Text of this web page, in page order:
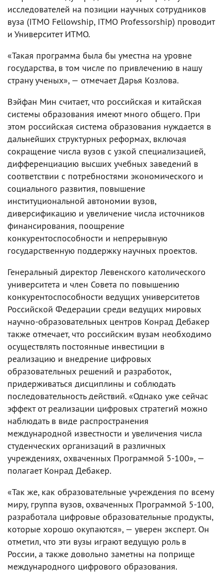
исследователей на позиции научных сотрудников
вуза (ITMO Fellowship, ITMO Professorship) проводит
и Университет ИТМО.
«Такая программа была бы уместна на уровне
государства, в том числе по привлечению в нашу
страну ученых», — отмечает Дарья Козлова.
Вэйфан Мин считает, что российская и китайская
системы образования имеют много общего. При
этом российская система образования нуждается в
дальнейших структурных реформах, включая
сокращение числа вузов с узкой специализацией,
дифференциацию высших учебных заведений в
соответствии с потребностями экономического и
социального развития, повышение
институциональной автономии вузов,
диверсификацию и увеличение числа источников
финансирования, поощрение
конкурентоспособности и непрерывную
государственную поддержку научных проектов.
Генеральный директор Левенского католического
университета и член Совета по повышению
конкурентоспособности ведущих университетов
Российской Федерации среди ведущих мировых
научно-образовательных центров Конрад Дебакер
также отмечает, что российским вузам необходимо
осуществлять постоянные инвестиции в
реализацию и внедрение цифровых
образовательных решений и разработок,
придерживаться дисциплины и соблюдать
последовательность действий. «Однако уже сейчас
эффект от реализации цифровых стратегий можно
наблюдать в виде распространения
международной известности и увеличения числа
студенческих организаций в различных
учреждениях, охваченных Программой 5-100», —
полагает Конрад Дебакер.
«Так же, как образовательные учреждения по всему
миру, группа вузов, охваченных Программой 5-100,
разработала цифровые образовательные продукты,
которые хорошо окупаются», — уверен эксперт. Он
отметил, что эти вузы играют ведущую роль в
России, а также довольно заметны на поприще
международного цифрового образования.